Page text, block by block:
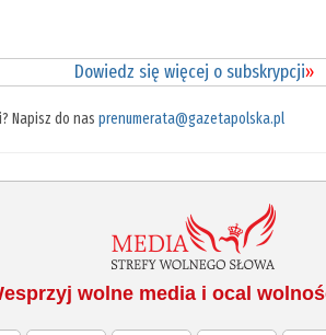
Dowiedz się więcej o subskrypcji»
Napisz do nasprenumerata@gazetapolska.pl
wolne media i ocal